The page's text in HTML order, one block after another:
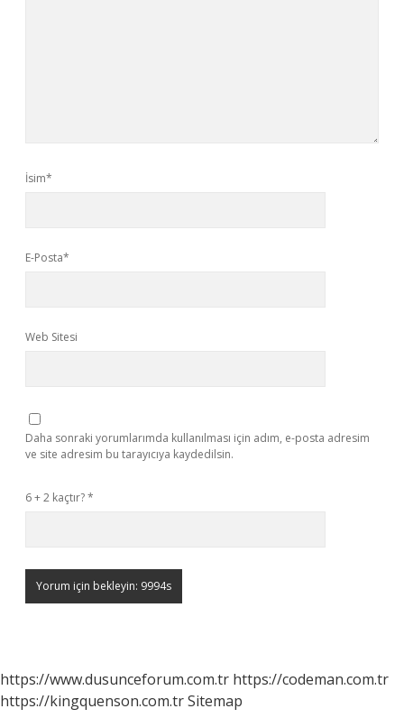
İsim*
E-Posta*
Web Sitesi
Daha sonraki yorumlarımda kullanılması için adım, e-posta adresim
ve site adresim bu tarayıcıya kaydedilsin.
6 + 2 kaçtır?*
https://www.dusunceforum.com.tr https://codeman.com.tr
https://kingquenson.com.trSitemap